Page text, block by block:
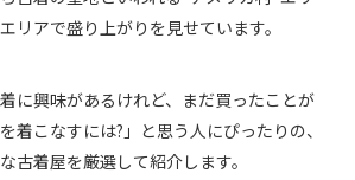
リアで盛り上がりを見せています。
に興味があるけれど、まだ買ったことが
着こなすには?」と思う人にぴったりの、
古着屋を厳選して紹介します。